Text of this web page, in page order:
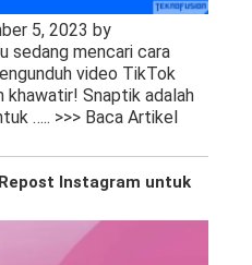
5, 2023 by
sedang mencari cara
video TikTok
khawatir! Snaptik adalah
….. >>> Baca Artikel
Instagram untuk